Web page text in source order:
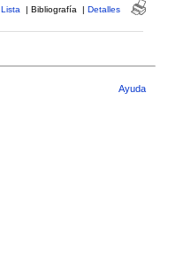
Lista | Bibliografía | Detalles
Ayuda